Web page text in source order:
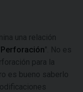
una relación
Perforación". No es
para la
es bueno saberlo